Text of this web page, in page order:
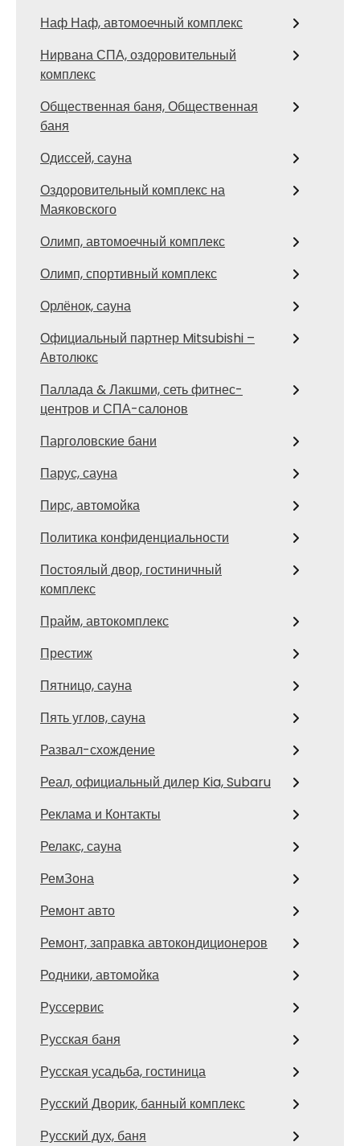
Наф Наф, автомоечный комплекс
Нирвана СПА, оздоровительный
комплекс
Общественная баня, Общественная
баня
Одиссей, сауна
Оздоровительный комплекс на
Маяковского
Олимп, автомоечный комплекс
Олимп, спортивный комплекс
Орлёнок, сауна
Официальный партнер Mitsubishi –
Автолюкс
Паллада & Лакшми, сеть фитнес-
центров и СПА-салонов
Парголовские бани
Парус, сауна
Пирс, автомойка
Политика конфиденциальности
Постоялый двор, гостиничный
комплекс
Прайм, автокомплекс
Престиж
Пятницо, сауна
Пять углов, сауна
Развал-схождение
Реал, официальный дилер Kia, Subaru
Реклама и Контакты
Релакс, сауна
РемЗона
Ремонт авто
Ремонт, заправка автокондиционеров
Родники, автомойка
Руссервис
Русская баня
Русская усадьба, гостиница
Русский Дворик, банный комплекс
Русский дух, баня